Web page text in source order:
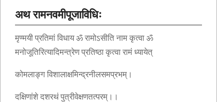
अथ रामनवमीपूजाविधिः
मृण्मयी प्रतिमां विधाय ॐ रामोऽसीति नाम कृत्वा ॐ
मनोजूतिरित्यादिमन्त्रेण प्रतिष्ठा कृत्वा रामं ध्यायेत्
कोमलाङ्ग विशालाक्षमिन्द्रनीलसमप्रभम्।
दक्षिणांशे दशरथं पुत्रीवेक्षणतत्परम्।।